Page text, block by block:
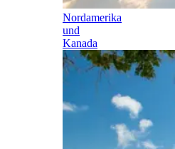
Nordamerika
und
Kanada